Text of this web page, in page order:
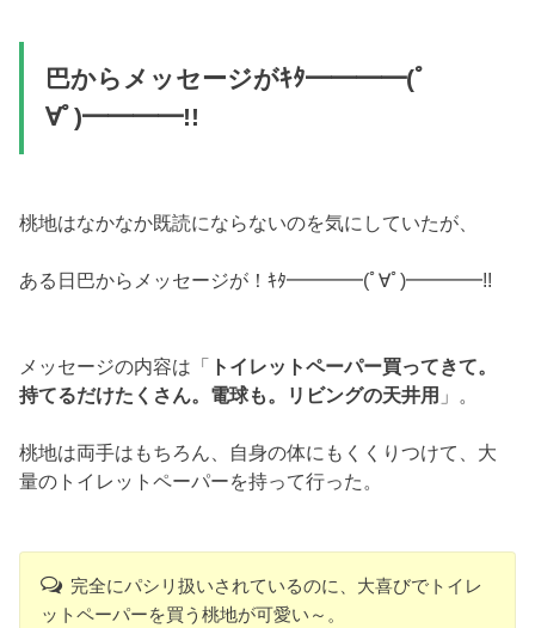
巴からメッセージがｷﾀ━━━━(ﾟ
∀ﾟ)━━━━!!
桃地はなかなか既読にならないのを気にしていたが、
ある日巴からメッセージが！ｷﾀ━━━━(ﾟ∀ﾟ)━━━━!!
メッセージの内容は「 トイレットペーパー買ってきて。
持てるだけたくさん。電球も。リビングの天井用 」。
桃地は両手はもちろん、自身の体にもくくりつけて、大
量のトイレットペーパーを持って行った。
完全にパシリ扱いされているのに、大喜びでトイレ
ットペーパーを買う桃地が可愛い～。